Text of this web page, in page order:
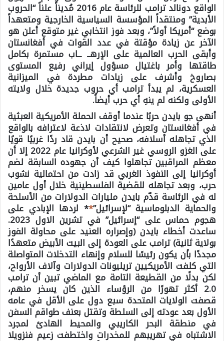
الواقع دونالد ترامب للرئاسة عام 2016 مُديناً علناً “الحروب
الأبدية” ومنتقداً المؤسسة السياسية الخارجية ومتعهداً
بوضع “أمريكا أولاً”، وبعد فوز انتخابي غير متوقع أعلن هو
الآخر عن زيادة مؤقتة في عدد القوات في أفغانستان
وأبقى الحرب العالمية على الإرهــ ــاب مستمرة بكامل
طاقتها وأمر باغتيال مسؤول إيراني رفيع المستوى
بصاروخ وأشرف على زيادات مطردة في الميزانية
العسكرية، لم يبدأ ترامب أي حروب جديدة خلال ولايته
الأولى ولكنه لم ينهِ أي حرب أيضاً.
أنهى جو بايدن حربًا عندما أوقف الحملة الأمريكية العبثية
في أفغانستان وتعرض لانتقادات لاذعة لاعترافه بالواقع
الذي تجاهله أسلافه، صحيح أن بايدن قاد ردًا غربيًا قويًا
على الغزو الروسي غير الشرعي لأوكرانيا عام 2022 إلا أن
معظم المراقبين تجاهلوا كيف أن جهوده السابقة لضم
أوكرانيا إلى النفوذ الغربي قد زادت من احتمالية نشوب
حرب، وبعد تجاهله للقضية الفلسطينية خلال أول عامين
له في الرئاسة قدّم بايدن مليارات الدولارات من الأسلحة
والحماية الدبلوماسية “لإسرائيل”** لردها الإبادي على
هجوم حماس على “إسرائيل” في تشرين الاول 2023.
ساعدت أخطاء بايدن (وإصراره العنيد على محاولة الفوز
بولاية ثانية) ترامب على العودة إلى البيت الأبيض متعهدًا
مجددًا بأن يكون رئيسًا للسلام وإنهاء التدخلات المتواصلة
التي كلفت الأمريكيين تريليونات الدولارات وآلاف الأرواح،
لكن بدلًا من القطيعة التامة مع الماضي تبين أن ترامب
2.0 أكثر تهورًا من الرؤساء الذين كان يسخر منهم،
قصفت الولايات المتحدة سبع دول على الأقل في عامه
الأول بعد عودته إلى السلطة وتقتل بعنف طواقم السفن
في منطقة البحر الكاريبي والمحيط الهادئ لمجرد
الاشتباه في تهريبهم للمخدرات واختطفت زعيم فنزويلا